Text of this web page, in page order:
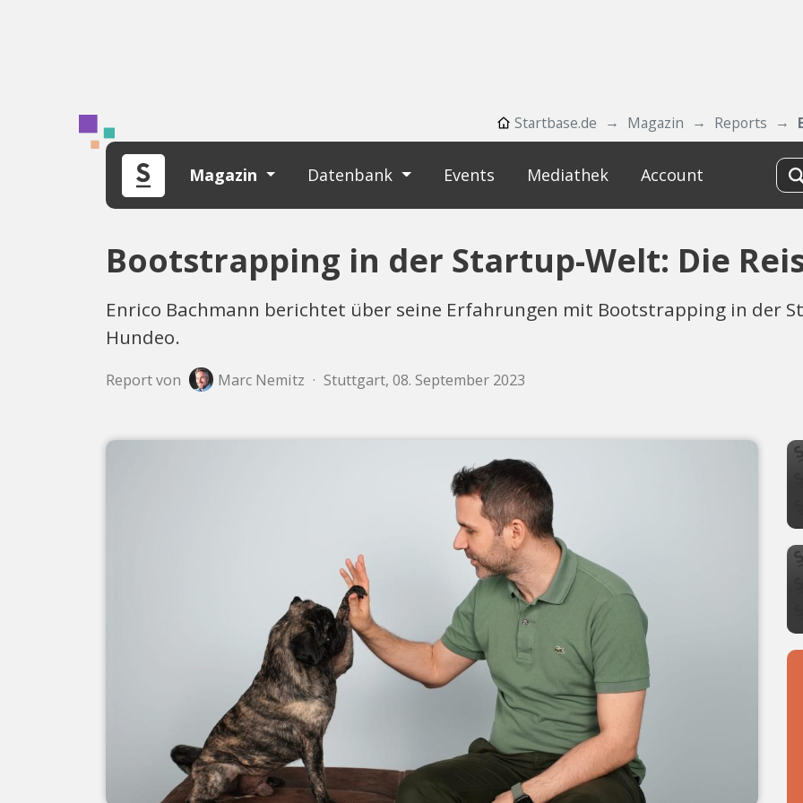
Startbase.de Magazin Reports
Magazin Datenbank Events Mediathek Account
Bootstrapping in der Startup-Welt: Die
Enrico Bachmann berichtet über seine Erfahrungen mit Bootstrapping in der
Hundeo.
Report von Marc Nemitz · Stuttgart, 08. September 2023